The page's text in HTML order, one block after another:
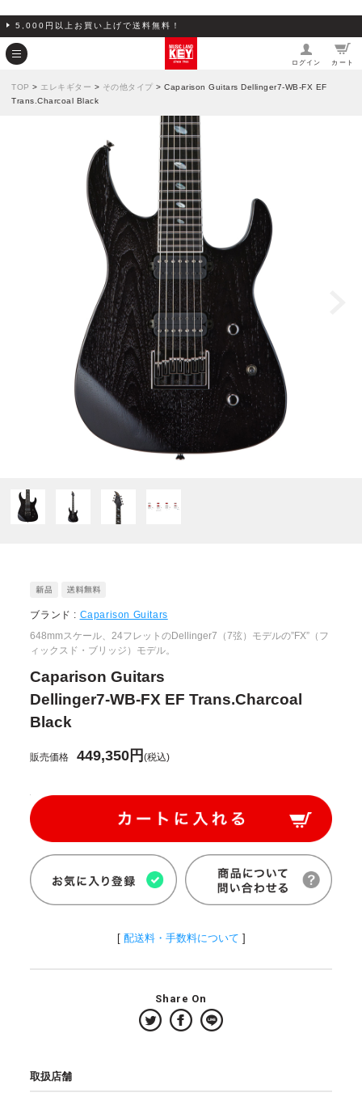
5,000円以上お買い上げで送料無料！
ログイン カート
TOP > エレキギター > その他タイプ > Caparison Guitars Dellinger7-WB-FX EF
Trans.Charcoal Black
ブランド : Caparison Guitars
648mmスケール、24フレットのDellinger7（7弦）モデルの”FX”（フ
ィックスド・ブリッジ）モデル。
Caparison Guitars
Dellinger7-WB-FX EF Trans.Charcoal
Black
販売価格 449,350円(税込)
[ 配送料・手数料について ]
Share On
取扱店舗